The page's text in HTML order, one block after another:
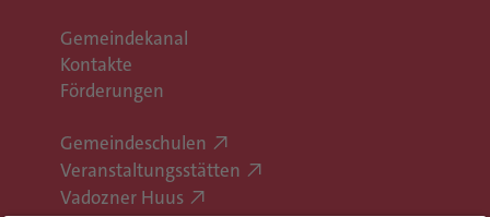
Gemeindekanal
Kontakte
Förderungen
Gemeindeschulen
Veranstaltungsstätten
Vadozner Huus